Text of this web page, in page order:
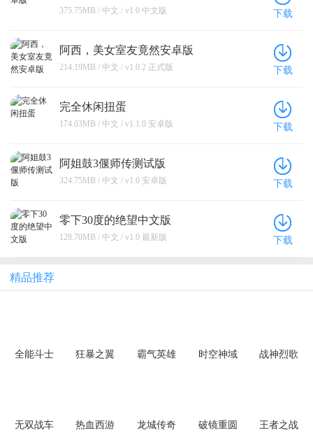
375.75MB / 中文 / v1.0 中文版 下载
阿西，美女室友竟然安卓版
214.19MB / 中文 / v1.0.2 正式版 下载
完全休闲扭蛋
174.03MB / 中文 / v1.1.0 安卓版 下载
阿姐鼓3偃师传测试版
324.75MB / 中文 / v1.0 安卓版 下载
零下30度的绝望中文版
128.70MB / 中文 / v1.0 最新版 下载
精品推荐
全能斗士
狂暴之翼
霸气英雄
时空神域
战神烈歌
无双战车
热血西游
龙城传奇
破镜重圆
王者之战